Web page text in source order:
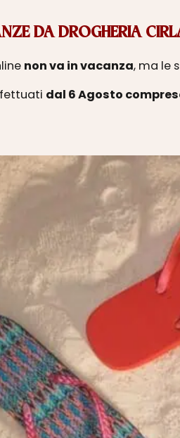
DA DROGHERIA
non va in vacanza, ma le
dal 6 Agosto